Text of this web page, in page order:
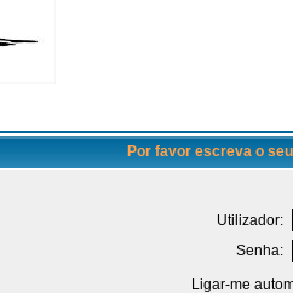
Por favor escreva o
Utilizador:
Senha:
Ligar-me